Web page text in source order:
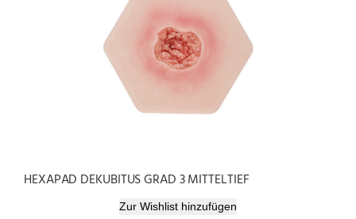
HEXAPAD DEKUBITUS GRAD 3 MITTELTIEF
Zur Wishlist hinzufügen